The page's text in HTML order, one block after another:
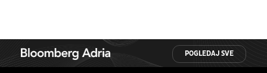
POGLEDAJ SVE